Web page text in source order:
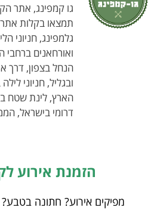
גו קמפינג, אתר
תמצאו בקלות
גלמפינג, חניוני
ואורחאנים
הנחל בצפון, דרך
ובגליל, חניוני
הארץ, לינת שטח
דרומי בישראל,
הזמנת אירוע
מפיקים אירוע? חתונה בטבע?